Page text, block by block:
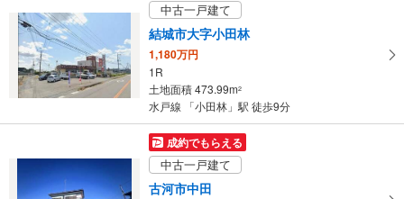
3LDK
土地面積 186.13m 2
東北本線 「古河」駅 徒歩48分
中古一戸建て
結城市大字小田林
1,180万円
1R
土地面積 473.99m2
水戸線 「小田林」駅 徒歩9分
成約でもらえる
中古一戸建て
古河市中田